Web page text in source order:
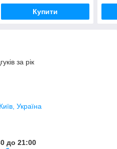
Купити
за рік
Україна
до 21:00